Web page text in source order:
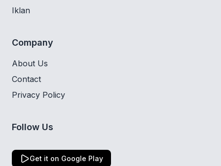
Iklan
Company
About Us
Contact
Privacy Policy
Follow Us
Get it on Google Play